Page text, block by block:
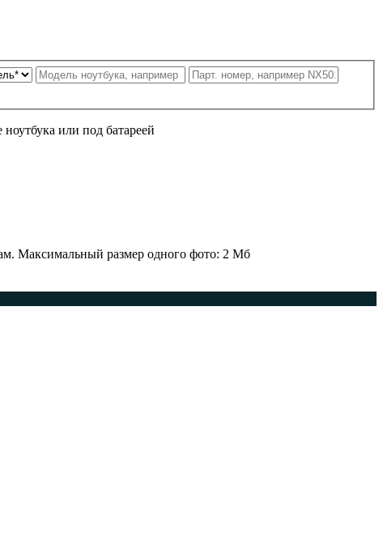
или под батареей
Максимальный размер одного фото: 2 Мб